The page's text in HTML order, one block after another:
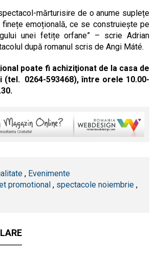
mărturisire de o anume suplețe
emoțională, ce se construiește pe
unei fetițe orfane” – scrie Adrian
după romanul scris de Angi Máté.
poate fi achiziţionat de la casa de
(tel. 0264-593468), între orele 10.00-
, Evenimente
promotional , spectacole noiembrie ,